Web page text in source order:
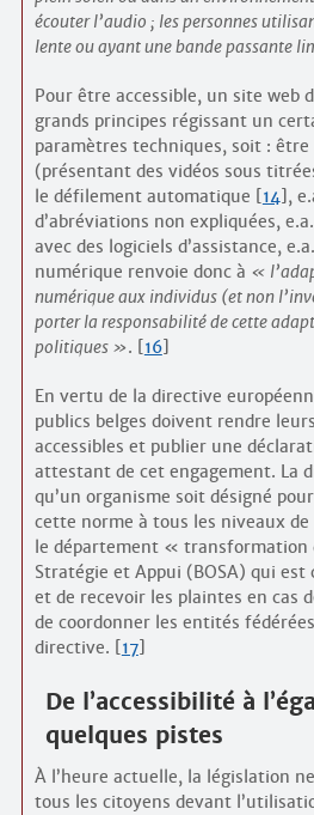
écouter l’audio ; les personnes
lente ou ayant une bande passante
Pour être accessible, un site web
grands principes régissant un
paramètres techniques, soit :
(présentant des vidéos sous
le défilement automatique [14],
d’abréviations non expliquées,
avec des logiciels d’assistance,
numérique renvoie donc à
numérique aux individus (et non
porter la responsabilité de cette
politiques
. [16]
En vertu de la directive
publics belges doivent rendre
accessibles et publier une
attestant de cet engagement. La
qu’un organisme soit désigné
cette norme à tous les niveaux
le département « transformation
Stratégie et Appui (BOSA) qui est
et de recevoir les plaintes en cas
de coordonner les entités
directive. [17]
De l’accessibilité à
quelques pistes
À l’heure actuelle, la législation
tous les citoyens devant